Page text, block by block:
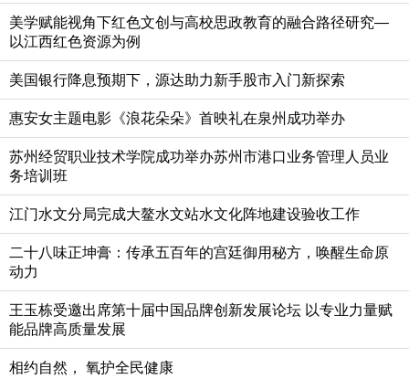
美学赋能视角下红色文创与高校思政教育的融合路径研究—
以江西红色资源为例
美国银行降息预期下，源达助力新手股市入门新探索
惠安女主题电影《浪花朵朵》首映礼在泉州成功举办
苏州经贸职业技术学院成功举办苏州市港口业务管理人员业
务培训班
江门水文分局完成大鳌水文站水文化阵地建设验收工作
二十八味正坤膏：传承五百年的宫廷御用秘方，唤醒生命原
动力
王玉栋受邀出席第十届中国品牌创新发展论坛 以专业力量赋
能品牌高质量发展
相约自然， 氧护全民健康